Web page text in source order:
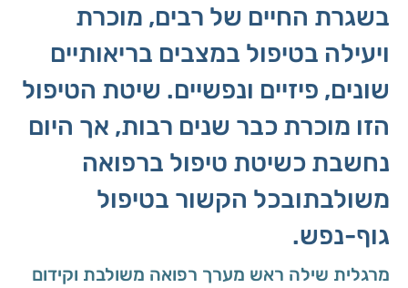
בשגרת החיים של רבים, מוכרת
ויעילה בטיפול במצבים בריאותיים
שונים, פיזיים ונפשיים. שיטת הטיפול
הזו מוכרת כבר שנים רבות, אך היום
נחשבת כשיטת טיפול ברפואה
משולבתובכל הקשור בטיפול
גוף-נפש.
מרגלית שילה ראש מערך רפואה משולבת וקידום